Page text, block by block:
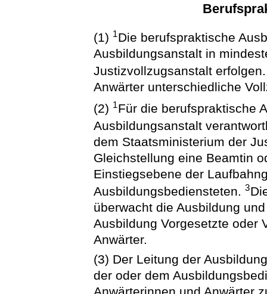
(1) 1Die berufspraktische
Ausbildungsanstalt in
Justizvollzugsanstalt
Anwärter unterschiedliche
(2) 1Für die berufspraktische
Ausbildungsanstalt
dem Staatsministerium der
Gleichstellung eine Beamtin
Einstiegsebene der
Ausbildungsbediensteten.3
überwacht die Ausbildung
Ausbildung Vorgesetzte oder
Anwärter.
(3) Der Leitung der
der oder dem